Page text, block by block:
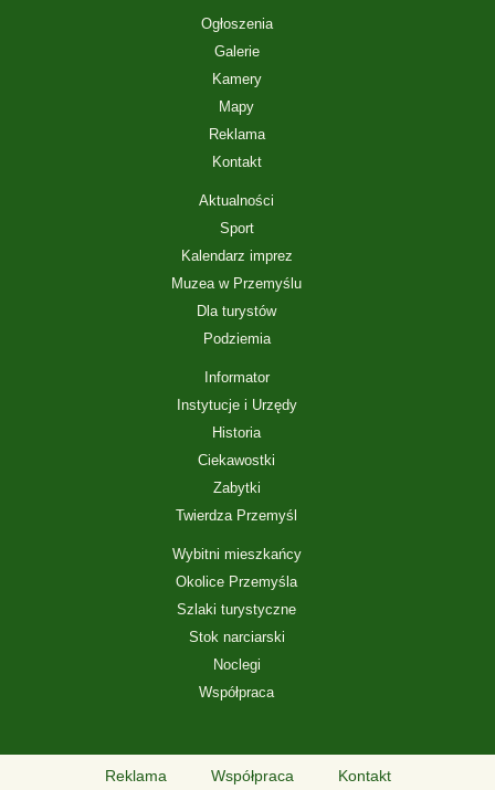
Ogłoszenia
Galerie
Kamery
Mapy
Reklama
Kontakt
Aktualności
Sport
Kalendarz imprez
Muzea w Przemyślu
Dla turystów
Podziemia
Informator
Instytucje i Urzędy
Historia
Ciekawostki
Zabytki
Twierdza Przemyśl
Wybitni mieszkańcy
Okolice Przemyśla
Szlaki turystyczne
Stok narciarski
Noclegi
Współpraca
Reklama Współpraca Kontakt